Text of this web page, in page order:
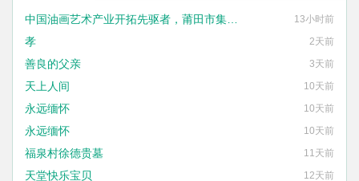
13小时前
孝 2天前
善良的父亲 3天前
天上人间 10天前
永远缅怀 10天前
永远缅怀 10天前
福泉村徐德贵墓 11天前
天堂快乐宝贝 12天前